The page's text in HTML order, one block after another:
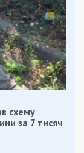
схему
за 7 тисяч